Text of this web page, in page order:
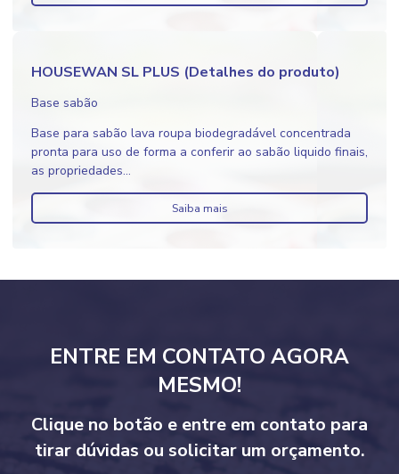
HOUSEWAN SL PLUS (Detalhes do produto)
Base sabão
Base para sabão lava roupa biodegradável concentrada
pronta para uso de forma a conferir ao sabão liquido finais,
as propriedades...
Saiba mais
ENTRE EM CONTATO AGORA
MESMO!
Clique no botão e entre em contato para
tirar dúvidas ou solicitar um orçamento.